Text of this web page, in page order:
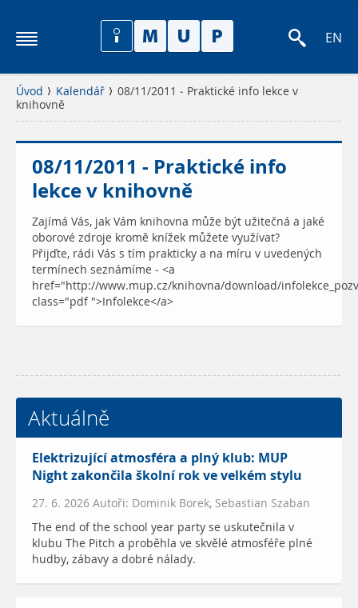
EN
Úvod Kalendář
08/11/2011 - Praktické info lekce v
knihovně
08/11/2011 - Praktické info
lekce v knihovně
Zajímá Vás, jak Vám knihovna může být užitečná a jaké
oborové zdroje kromě knížek můžete využívat?
Přijďte, rádi Vás s tím prakticky a na míru v uvedených
termínech seznámíme - <a
href="http://www.mup.cz/knihovna/download/
class="pdf ">Infolekce</a>
Aktuálně
Elektrizující atmosféra a plný klub: MUP
Night zakončila školní rok ve velkém stylu
27. 6. 2026 Autoři: Dominik Borek, Sebastian Szaban
The end of the school year party se uskutečnila v
klubu The Pitch a proběhla ve skvělé atmosféře plné
hudby, zábavy a dobré nálady.